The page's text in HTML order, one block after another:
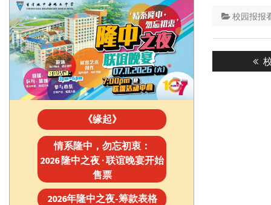
校园报报
Post
《缘起》
情系隆中，勿忘初衷：
2026 隆中之夜 · 联谊晚宴开始
售票
2026年隆中之夜-筹款表格